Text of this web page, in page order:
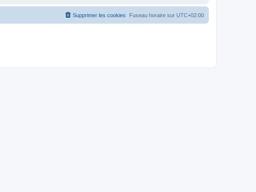
Fuseau horaire sur UTC+02:00
Supprimer les cookies